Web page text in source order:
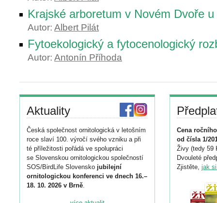
Krajské arboretum v Novém Dvoře
Autor: Albert Pilát
Fytoekologický a fytocenologický
Autor: Antonín Příhoda
Aktuality
Česká společnost ornitologická v letošním
roce slaví 100. výročí svého vzniku a při
té příležitosti pořádá ve spolupráci
se Slovenskou ornitologickou společností
SOS/BirdLife Slovensko jubilejní
ornitologickou konferenci ve dnech 16.–
18. 10. 2026 v Brně.
Cena
od čísla 1/
Živy (tedy 59
Dvouleté
Zjistěte, jak